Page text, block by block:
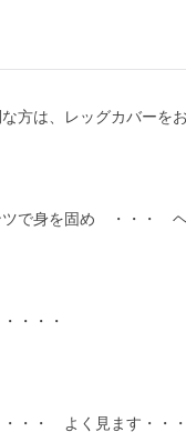
方は、レッグカバーを
ツで身を固め ・・・
・・・
・・ よく見ます・・